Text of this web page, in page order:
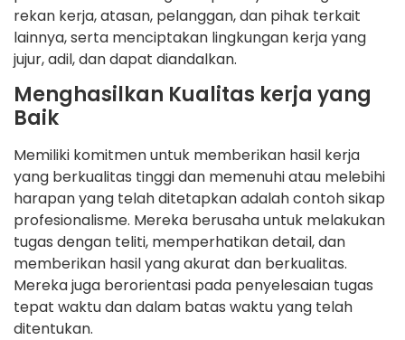
rekan kerja, atasan, pelanggan, dan pihak terkait
lainnya, serta menciptakan lingkungan kerja yang
jujur, adil, dan dapat diandalkan.
Menghasilkan Kualitas kerja yang
Baik
Memiliki komitmen untuk memberikan hasil kerja
yang berkualitas tinggi dan memenuhi atau melebihi
harapan yang telah ditetapkan adalah contoh sikap
profesionalisme. Mereka berusaha untuk melakukan
tugas dengan teliti, memperhatikan detail, dan
memberikan hasil yang akurat dan berkualitas.
Mereka juga berorientasi pada penyelesaian tugas
tepat waktu dan dalam batas waktu yang telah
ditentukan.